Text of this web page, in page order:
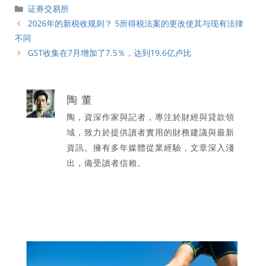
分
類
证券交易所
2026年的新税收规则？ 5所得税法案的更改使其与现有法律
不同
GST收集在7月增加了7.5％，达到19.6亿卢比
陶 董
陶，資深作家與記者，專注於財經與貸款領
域，致力於提供讀者實用的財務建議與最新
資訊。擁有多年媒體從業經驗，文章深入淺
出，備受讀者信賴。